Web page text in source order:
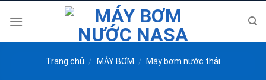
Trang chủ / MÁY BƠM / Máy bơm nước thải